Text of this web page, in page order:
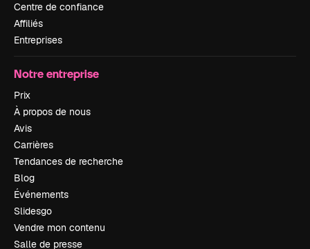
Centre de confiance
Affiliés
Entreprises
Notre entreprise
Prix
À propos de nous
Avis
Carrières
Tendances de recherche
Blog
Événements
Slidesgo
Vendre mon contenu
Salle de presse